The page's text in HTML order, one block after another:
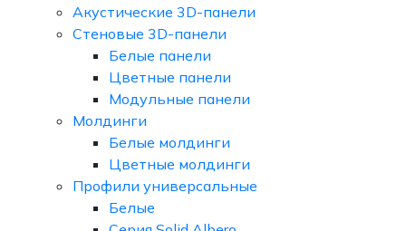
Акустические 3D-панели
Стеновые 3D-панели
Белые панели
Цветные панели
Модульные панели
Молдинги
Белые молдинги
Цветные молдинги
Профили универсальные
Белые